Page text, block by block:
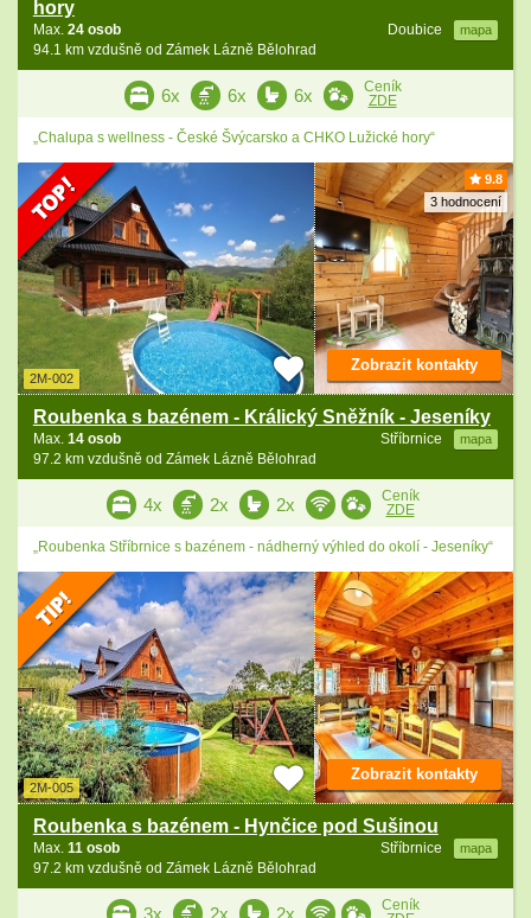
hory
Doubice mapa
Max. 24 osob
94.1 km vzdušně od Zámek Lázně Bělohrad
6x 6x 6x
Ceník
ZDE
„Chalupa s wellness - České Švýcarsko a CHKO Lužické hory“
9.8
3 hodnocení
2M-002
Roubenka s bazénem - Králický Sněžník - Jeseníky
Stříbrnice mapa
Max. 14 osob
97.2 km vzdušně od Zámek Lázně Bělohrad
Zobrazit kontakty
4x 2x 2x
Ceník
ZDE
„Roubenka Stříbrnice s bazénem - nádherný výhled do okolí - Jeseníky“
2M-005
Roubenka s bazénem - Hynčice pod Sušinou
Stříbrnice mapa
Max. 11 osob
97.2 km vzdušně od Zámek Lázně Bělohrad
Zobrazit kontakty
3x 2x 2x
Ceník